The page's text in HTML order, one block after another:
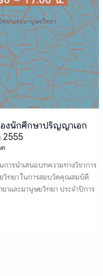
องนักศึกษาปริญญาเอก
2555
ารนำเสนอบทความทางวิชาการ
วิทยา ในการสอบวัดคุณสมบัติ
และมานุษยวิทยา ประจำปีการ